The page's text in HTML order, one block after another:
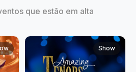
que estão em alta
Show